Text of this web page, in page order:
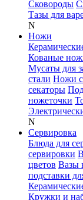
Сковороды
Тазы для
N
Ножи
Кованые
Мусаты для
стали Ножи
секаторы
ножеточки
N
Сервировка
Блюда для
сервировки
цветов Вазы
подставки
Кружки и